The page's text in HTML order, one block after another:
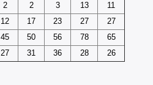
2 2 3 13
11
12 17 23 27
27
45 50 56 78
65
27 31 36 28 26